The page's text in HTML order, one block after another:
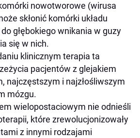
nowotworowe (wirusa
skłonić komórki układu
głębokiego wnikania w guzy
się w nich.
klinicznym terapia ta
pacjentów z glejakiem
najczęstszym i najzłośliwszym
mózgu.
wielopostaciowym nie odnieśli
które zrewolucjonizowały
z innymi rodzajami